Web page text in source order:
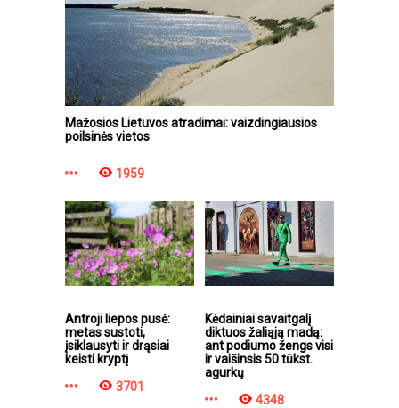
Mažosios Lietuvos atradimai: vaizdingiausios
poilsinės vietos
1959
Antroji liepos pusė:
metas sustoti,
įsiklausyti ir drąsiai
keisti kryptį
3701
Kėdainiai savaitgalį
diktuos žaliąją madą:
ant podiumo žengs visi
ir vaišinsis 50 tūkst.
agurkų
4348